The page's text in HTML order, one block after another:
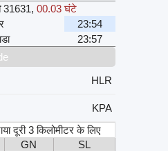
31631, 00.03 घंटे
23:54
23:57
HLR
KPA
दूरी 3 किलोमीटर के लिए
GN
SL